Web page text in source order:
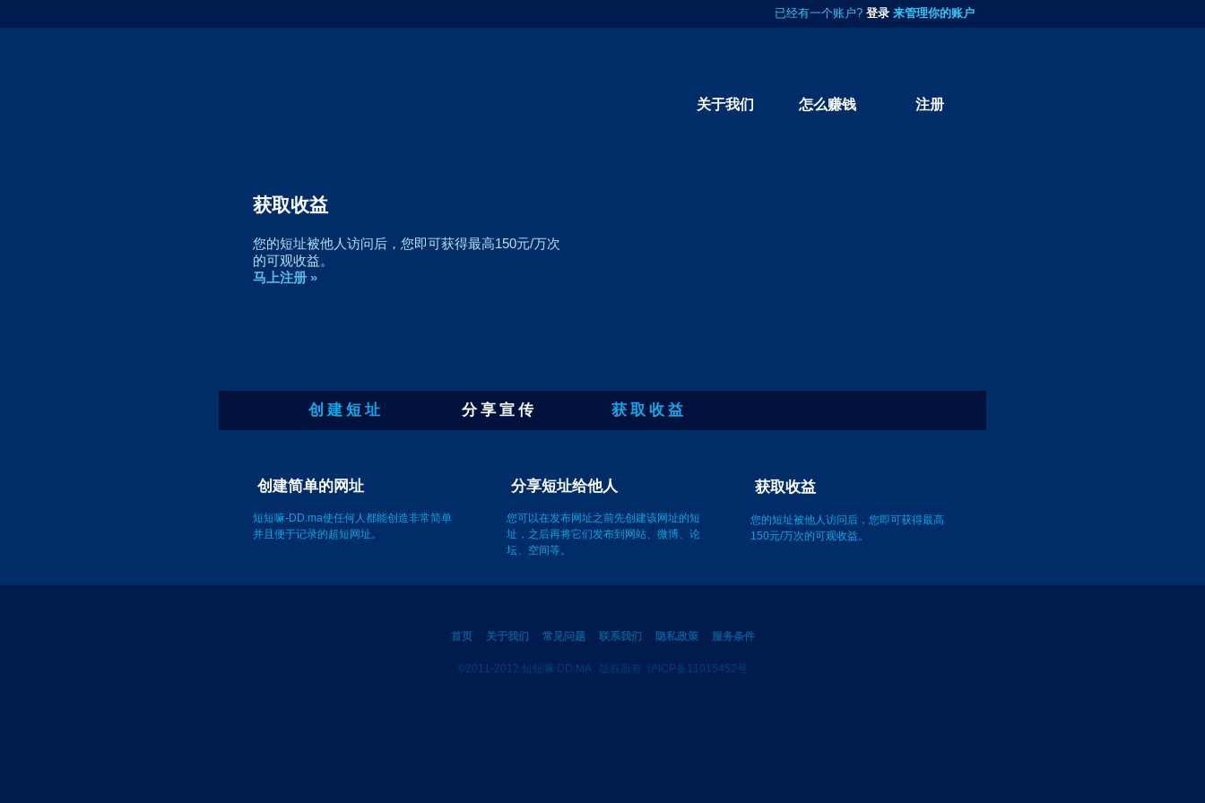
已经有一个账户? 登录 来管理你的账户
关于我们 怎么赚钱 注册
获取收益
您的短址被他人访问后，您即可获得最高150元/万次
的可观收益。
马上注册 »
创 建 短 址 分 享 宣 传 获 取 收 益
创建简单的网址 分享短址给他人
您可以在发布网址之前先创建该网址的短
获取收益
您的短址被他人访问后，您即可获得最高
150元/万次的可观收益。
首页 关于我们 常见问题 联系我们 隐私政策 服务条件